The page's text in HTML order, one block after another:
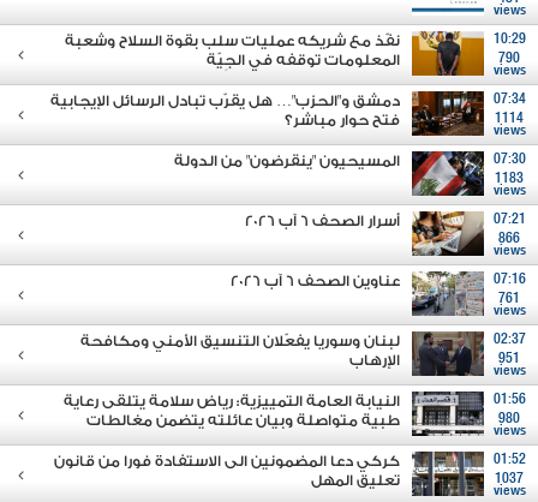
views
10:29
790
views
نفّذ مع شريكه عمليات سلب بقوة السلاح وشعبة
المعلومات توقفه في الجِيّة
07:34
1114
views
دمشق و"الحزب"… هل يقرّب تبادل الرسائل الإيجابية
فتح حوار مباشر؟
07:30
1183
views
المسيحيون "ينقرضون" من الدولة
07:21
866
views
أسرار الصحف 6 آب 2026
07:16
761
views
عناوين الصحف 6 آب 2026
02:37
951
views
لبنان وسوريا يفعّلان التنسيق الأمني ومكافحة
الإرهاب
01:56
980
views
النيابة العامة التمييزية: رياض سلامة يتلقى رعاية
طبية متواصلة وبيان عائلته يتضمن مغالطات
01:52
1037
views
كركي دعا المضمونين الى الاستفادة فورا من قانون
تعليق المهل